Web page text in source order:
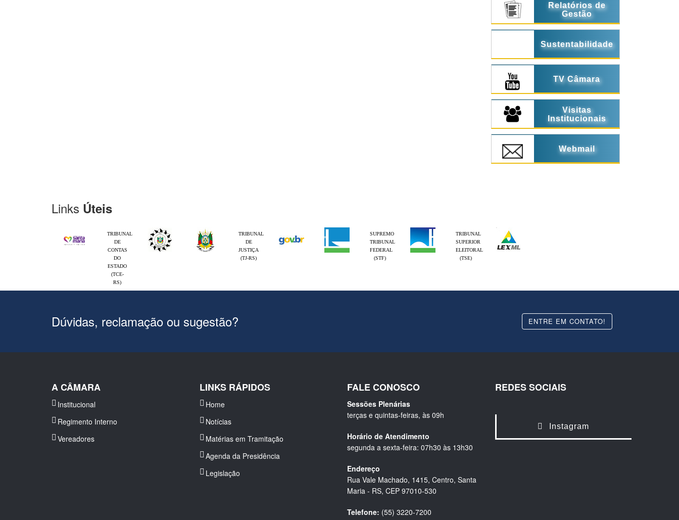
Relatórios de
Gestão
Sustentabilidade
TV Câmara
Visitas
Institucionais
Webmail
Links Úteis
TRIBUNAL
DE
CONTAS
DO
ESTADO
(TCE-
RS)
TRIBUNAL
DE
JUSTIÇA
(TJ-RS)
SUPREMO
TRIBUNAL
FEDERAL
(STF)
TRIBUNAL
SUPERIOR
ELEITORAL
(TSE)
Dúvidas, reclamação ou sugestão? ENTRE EM CONTATO!
A CÂMARA
Institucional
Regimento Interno
Vereadores
LINKS RÁPIDOS
Home
Notícias
Matérias em Tramitação
Agenda da Presidência
Legislação
FALE CONOSCO
Sessões Plenárias
terças e quintas-feiras, às 09h
Horário de Atendimento
segunda a sexta-feira: 07h30 às 13h30
Endereço
Rua Vale Machado, 1415, Centro, Santa
Maria - RS, CEP 97010-530
Telefone: (55) 3220-7200
REDES SOCIAIS
Instagram